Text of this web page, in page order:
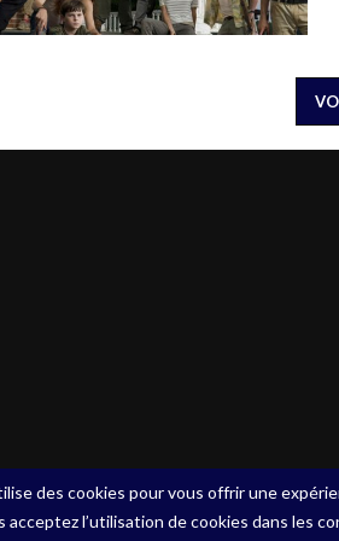
©Au Coeur de l'Horreur - 2020 - Tous droits
des cookies pour vous offrir une
acceptez l’utilisation de cookies dans les